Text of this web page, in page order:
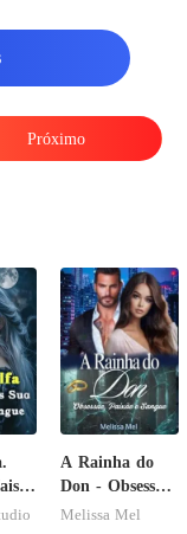
Próximo
A Rainha do
Don - Obsessão,
Paixão e
Melissa Mel